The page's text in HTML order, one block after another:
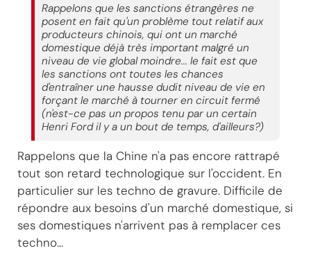
Rappelons que les sanctions étrangères ne
posent en fait qu'un problème tout relatif aux
producteurs chinois, qui ont un marché
domestique déjà très important malgré un
niveau de vie global moindre... le fait est que
les sanctions ont toutes les chances
d'entraîner une hausse dudit niveau de vie en
forçant le marché à tourner en circuit fermé
(n'est-ce pas un propos tenu par un certain
Henri Ford il y a un bout de temps, d'ailleurs?)
Rappelons que la Chine n'a pas encore rattrapé
tout son retard technologique sur l'occident. En
particulier sur les techno de gravure. Difficile de
répondre aux besoins d'un marché domestique, si
ses domestiques n'arrivent pas à remplacer ces
techno...